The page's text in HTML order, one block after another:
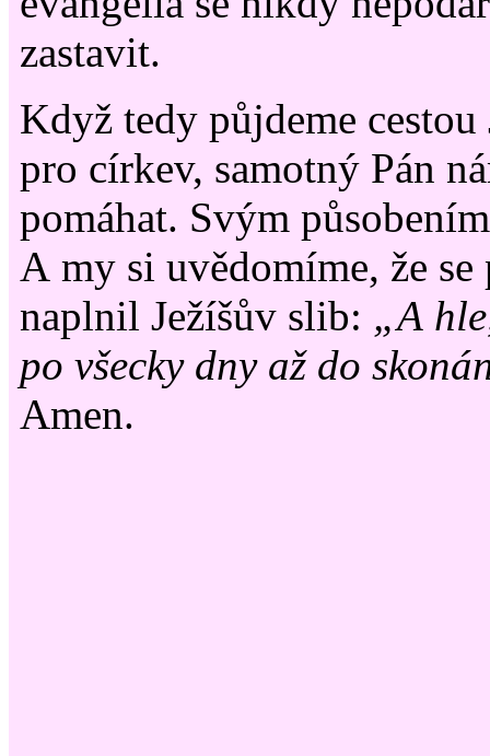
zastavit.
Když tedy půjdeme cestou
pro církev, samotný Pán
pomáhat. Svým
A my si uvědomíme, že se
naplnil Ježíšův slib: „A
po všecky dny až do
Amen.